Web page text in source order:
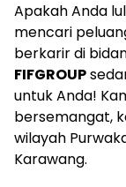
Apakah Anda
mencari
berkarir di
FIFGROUP
untuk Anda!
bersemangat,
wilayah
Karawang.